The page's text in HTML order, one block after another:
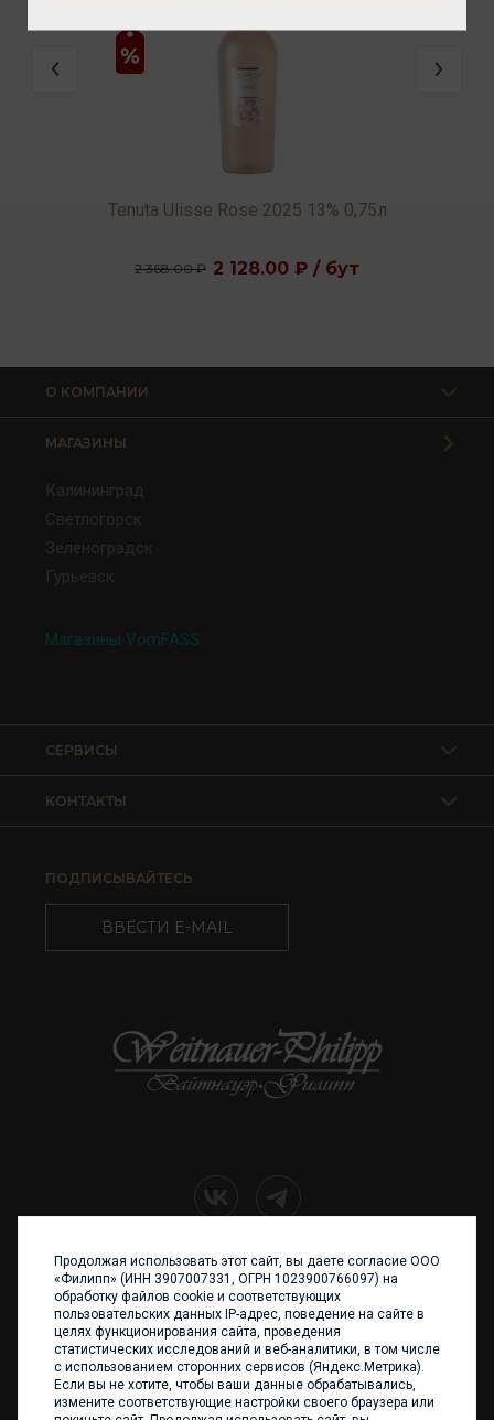
Tenuta Ulisse Rose 2025 13% 0,75л
2 368.00 ₽ 2 128.00 ₽ / бут
О КОМПАНИИ
МАГАЗИНЫ
Калининград
Светлогорск
Зеленоградск
Гурьевск
Магазины VomFASS
КОНТАКТЫ
СЕРВИСЫ
ПОДПИСЫВАЙТЕСЬ
ВВЕСТИ E-MAIL
+7 (4012) 960 898
236017 Калининград,
ул. Каштановая аллея, 47
Телефон: +7 4012 960 898,
+7 4012 960 856
Написать нам
Продолжая использовать этот сайт, вы даете согласие ООО
«Филипп» (ИНН 3907007331, ОГРН 1023900766097) на
обработку файлов cookie и соответствующих
пользовательских данных IP-адрес, поведение на сайте в
целях функционирования сайта, проведения
статистических исследований и веб-аналитики, в том числе
с использованием сторонних сервисов (Яндекс.Метрика).
Если вы не хотите, чтобы ваши данные обрабатывались,
измените соответствующие настройки своего браузера или